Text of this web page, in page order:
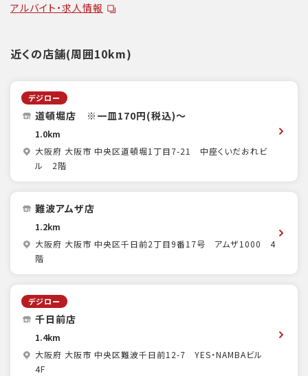
アルバイト・求人情報
近くの店舗(周囲10km)
デジロー
道頓堀店 ※一皿170円(税込)～
1.0km
大阪府 大阪市 中央区道頓堀1丁目7-21 中座くいだおれビ
ル 2階
難波アムザ店
1.2km
大阪府 大阪市 中央区千日前2丁目9番17号 アムザ1000 4
階
デジロー
千日前店
1.4km
大阪府 大阪市 中央区難波千日前12-7 YES・NAMBAビル
4F